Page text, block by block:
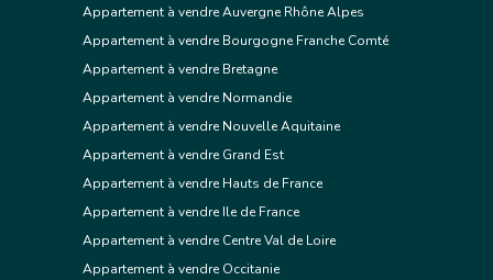
Appartement à vendre Auvergne Rhône Alpes
Appartement à vendre Bourgogne Franche Comté
Appartement à vendre Bretagne
Appartement à vendre Normandie
Appartement à vendre Nouvelle Aquitaine
Appartement à vendre Grand Est
Appartement à vendre Hauts de France
Appartement à vendre Ile de France
Appartement à vendre Centre Val de Loire
Appartement à vendre Occitanie